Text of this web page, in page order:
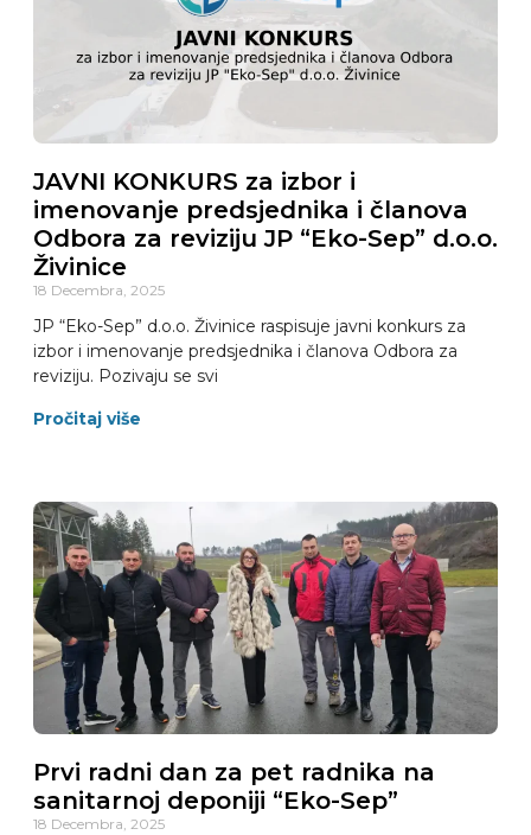
JAVNI KONKURS za izbor i
imenovanje predsjednika i članova
Odbora za reviziju JP “Eko-Sep” d.o.o.
Živinice
18 Decembra, 2025
JP “Eko-Sep” d.o.o. Živinice raspisuje javni konkurs za
izbor i imenovanje predsjednika i članova Odbora za
reviziju. Pozivaju se svi
Pročitaj više
Prvi radni dan za pet radnika na
sanitarnoj deponiji “Eko-Sep”
18 Decembra, 2025